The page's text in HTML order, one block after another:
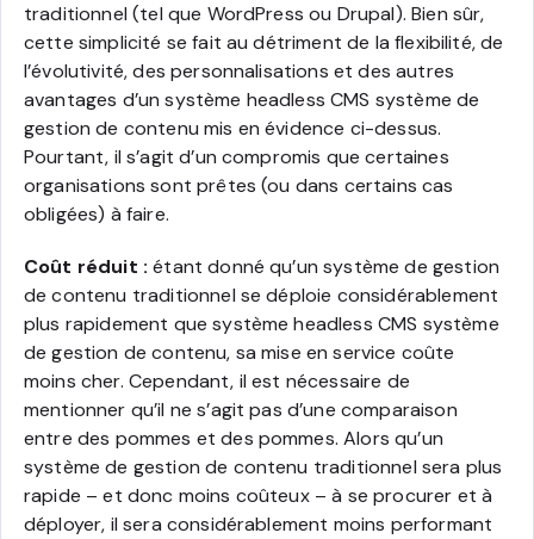
traditionnel (tel que WordPress ou Drupal). Bien sûr,
cette simplicité se fait au détriment de la flexibilité, de
l’évolutivité, des personnalisations et des autres
avantages d’un système headless CMS système de
gestion de contenu mis en évidence ci-dessus.
Pourtant, il s’agit d’un compromis que certaines
organisations sont prêtes (ou dans certains cas
obligées) à faire.
Coût réduit : étant donné qu’un système de gestion
de contenu traditionnel se déploie considérablement
plus rapidement que système headless CMS système
de gestion de contenu, sa mise en service coûte
moins cher. Cependant, il est nécessaire de
mentionner qu’il ne s’agit pas d’une comparaison
entre des pommes et des pommes. Alors qu’un
système de gestion de contenu traditionnel sera plus
rapide – et donc moins coûteux – à se procurer et à
déployer, il sera considérablement moins performant